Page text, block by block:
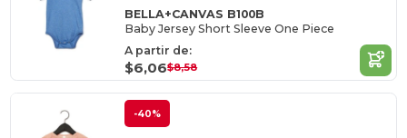
BELLA+CANVAS B100B
Baby Jersey Short Sleeve One Piece
A partir de:
$6,06$8,58
-40%